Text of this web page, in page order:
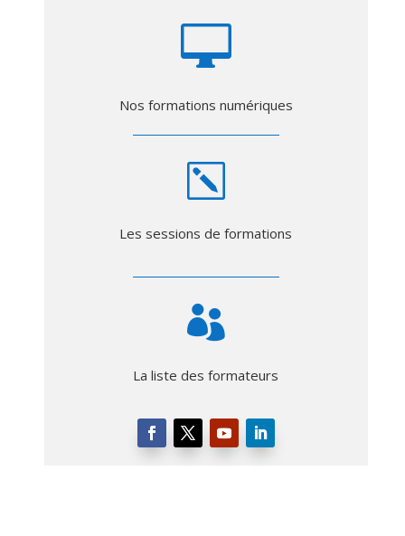

Nos formations numériques
k
Les sessions de formations

La liste des formateurs